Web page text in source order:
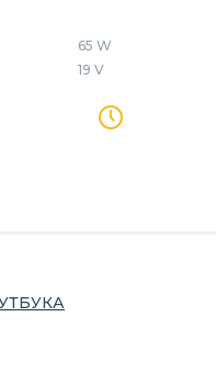
65 W
19 V
А